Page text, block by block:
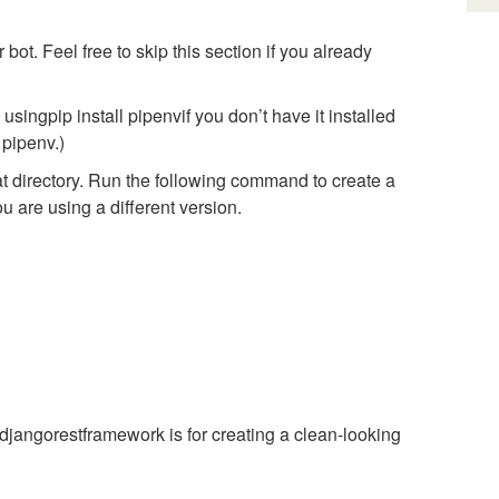
Feel free to skip this section if you already
pip install pipenvif you don’t have it installed
.)
Run the following command to create a
are using a different version.
is for creating a clean-looking